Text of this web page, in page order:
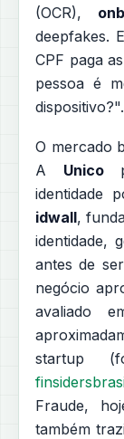
(OCR),
deepfakes.
CPF paga
pessoa é
dispositivo?".
O mercado
A Unico
identidade
idwall,
identidade,
antes de
negócio
avaliado
startup
Fraude,
também